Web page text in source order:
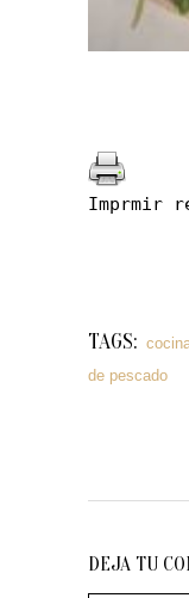
Imprmir
TAGS:
de pescado
DEJA TU